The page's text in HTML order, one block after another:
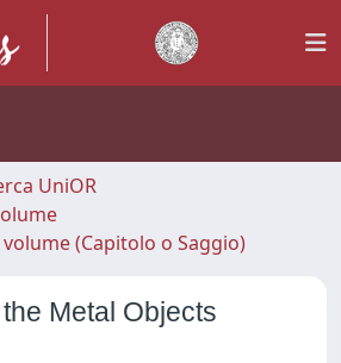
UniOR
(Capitolo o Saggio)
Metal Objects